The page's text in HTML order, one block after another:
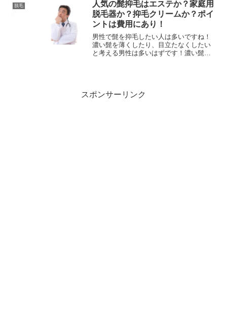
効果はフラッシュ脱毛に比...
脱毛
人気の髭抑毛はエステか？家庭用
脱毛器か？抑毛クリームか？ポイ
ントは費用にあり！
男性で髭を抑毛したい人は多いですね！
濃い髭を薄くしたり、目立たなくしたい
と考える男性は多いはずです！濃い髭を
スポンサーリンク